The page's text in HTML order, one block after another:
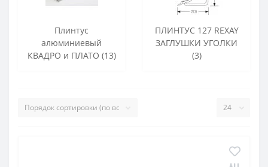
Плинтус
алюминиевый
КВАДРО и ПЛАТО (13)
ПЛИНТУС 127 REXAY
ЗАГЛУШКИ УГОЛКИ
(3)